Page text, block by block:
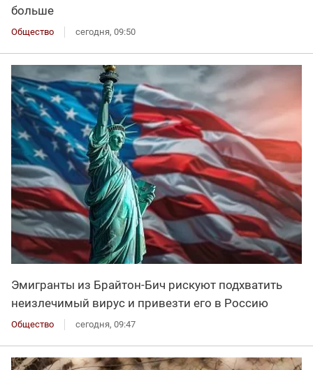
больше
Общество сегодня, 09:50
Эмигранты из Брайтон-Бич рискуют подхватить
неизлечимый вирус и привезти его в Россию
Общество сегодня, 09:47